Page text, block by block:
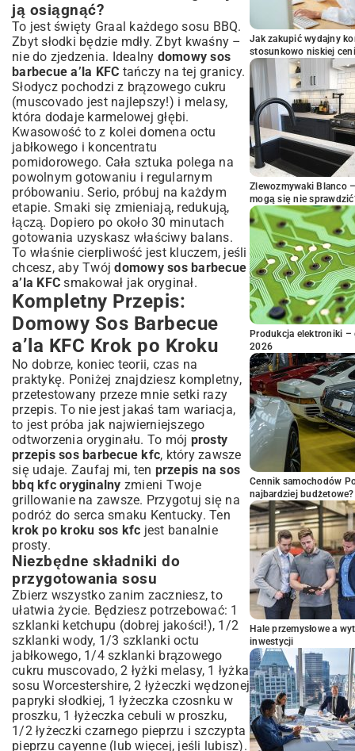
ją osiągnąć?
To jest święty Graal każdego sosu BBQ.
Zbyt słodki będzie mdły. Zbyt kwaśny –
nie do zjedzenia. Idealny domowy sos
barbecue a’la KFC tańczy na tej granicy.
Słodycz pochodzi z brązowego cukru
(muscovado jest najlepszy!) i melasy,
która dodaje karmelowej głębi.
Kwasowość to z kolei domena octu
jabłkowego i koncentratu
pomidorowego. Cała sztuka polega na
powolnym gotowaniu i regularnym
próbowaniu. Serio, próbuj na każdym
etapie. Smaki się zmieniają, redukują,
łączą. Dopiero po około 30 minutach
gotowania uzyskasz właściwy balans.
To właśnie cierpliwość jest kluczem, jeśli
chcesz, aby Twójdomowy sos barbecue
a’la KFC smakował jak oryginał.
Kompletny Przepis:
Domowy Sos Barbecue
a’la KFC Krok po Kroku
No dobrze, koniec teorii, czas na
praktykę. Poniżej znajdziesz kompletny,
przetestowany przeze mnie setki razy
przepis. To nie jest jakaś tam wariacja,
to jest próba jak najwierniejszego
odtworzenia oryginału. To mój prosty
przepis sos barbecue kfc, który zawsze
się udaje. Zaufaj mi, ten przepis na sos
bbq kfc oryginalny zmieni Twoje
grillowanie na zawsze. Przygotuj się na
podróż do serca smaku Kentucky. Ten
krok po kroku sos kfc jest banalnie
prosty.
Niezbędne składniki do
przygotowania sosu
Zbierz wszystko zanim zaczniesz, to
ułatwia życie. Będziesz potrzebować: 1
szklanki ketchupu (dobrej jakości!), 1/2
szklanki wody, 1/3 szklanki octu
jabłkowego, 1/4 szklanki brązowego
cukru muscovado, 2 łyżki melasy, 1 łyżka
sosu Worcestershire, 2 łyżeczki wędzonej
papryki słodkiej, 1 łyżeczka czosnku w
proszku, 1 łyżeczka cebuli w proszku,
1/2 łyżeczki czarnego pieprzu i szczypta
pieprzu cayenne (lub więcej, jeśli lubisz).
Jak zakupić wydajny
stosunkowo niskiej
Zlewozmywaki Blanco
mogą się nie
Produkcja elektroniki –
2026
Cennik samochodów
najbardziej budżetowe?
Hale przemysłowe a
inwestycji